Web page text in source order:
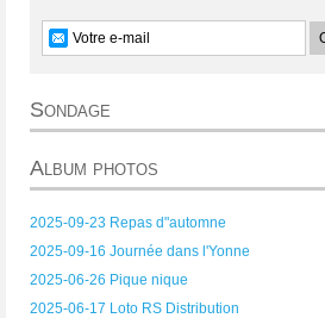
Sondage
Album photos
2025-09-23 Repas d"automne
2025-09-16 Journée dans l'Yonne
2025-06-26 Pique nique
2025-06-17 Loto RS Distribution